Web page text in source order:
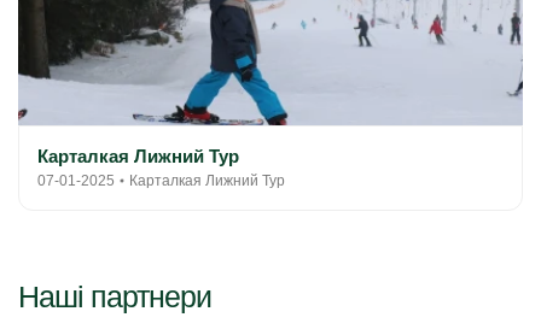
Карталкая Лижний Тур
07-01-2025 Карталкая Лижний Тур
Наші партнери